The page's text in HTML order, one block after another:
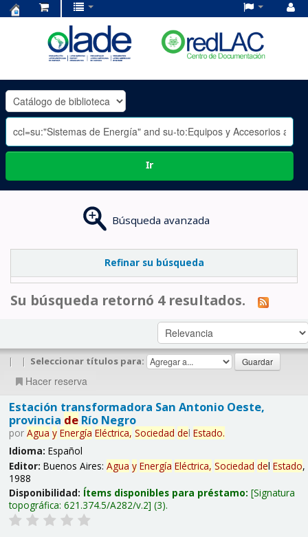
OLADE
-
Ir
Búsqueda avanzada
Refinar su búsqueda
Su búsqueda retornó 4 resultados.
| | Seleccionar títulos para:
Hacer reserva
Estación transformadora San Antonio Oeste,
provincia deRío Negro
por Agua y Energía Eléctrica, Sociedad del Estado.
Idioma: Español
Editor: Buenos Aires: Agua y Energía Eléctrica, Sociedad del Estado,
1988
Disponibilidad: Ítems disponibles para préstamo: Signatura
topográfica: 621.374.5/A282/v.2 (3).